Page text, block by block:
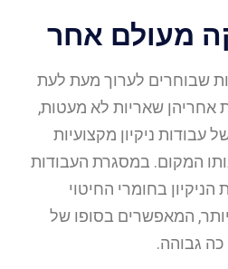
מעולם אחר
שבוחרים לערוך מעת לעת
אחריהן שאריות לא מעטות,
עבודות ניקיון מקצועיות
המקום. במסגרת העבודות
בחומרי החיטוי
המאפשרים בסופו של
כה גבוהה.